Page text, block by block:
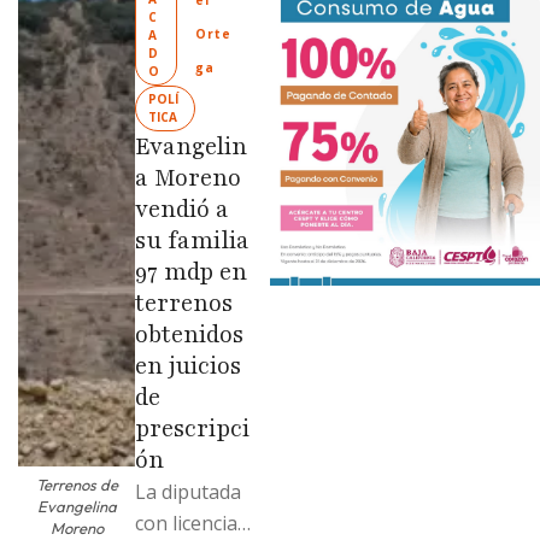
Ciudad
Limpia” en
colonias de
las …
Terrenos de
Evangelina
Moreno
C
A
D
O
POLÍ
TICA
Orte
ga
Evangelin
a Moreno
vendió a
su familia
97 mdp en
terrenos
obtenidos
en juicios
de
prescripci
ón
La diputada
con licencia